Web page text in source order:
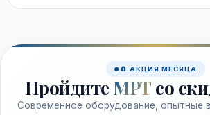
🧲 АКЦИЯ МЕСЯЦА
Пройдите МРТ со
Современное оборудование, опытные